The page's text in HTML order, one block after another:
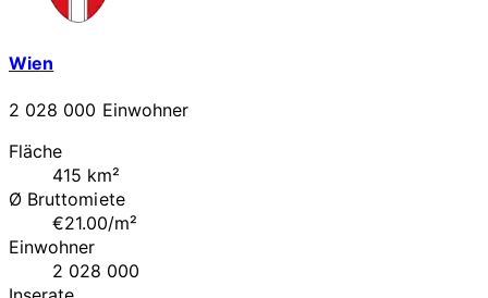
Wien
2 028 000 Einwohner
Fläche
415 km²
Ø Bruttomiete
€21.00/m²
Einwohner
2 028 000